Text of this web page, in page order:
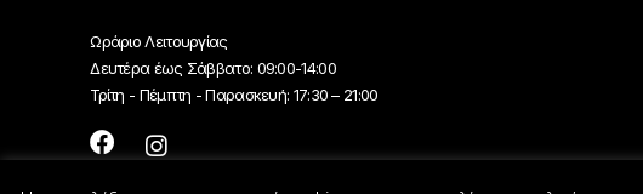
Ωράριο Λειτουργίας
Δευτέρα έως Σάββατο: 09:00-14:00
Τρίτη - Πέμπτη - Παρασκευή: 17:30 – 21:00